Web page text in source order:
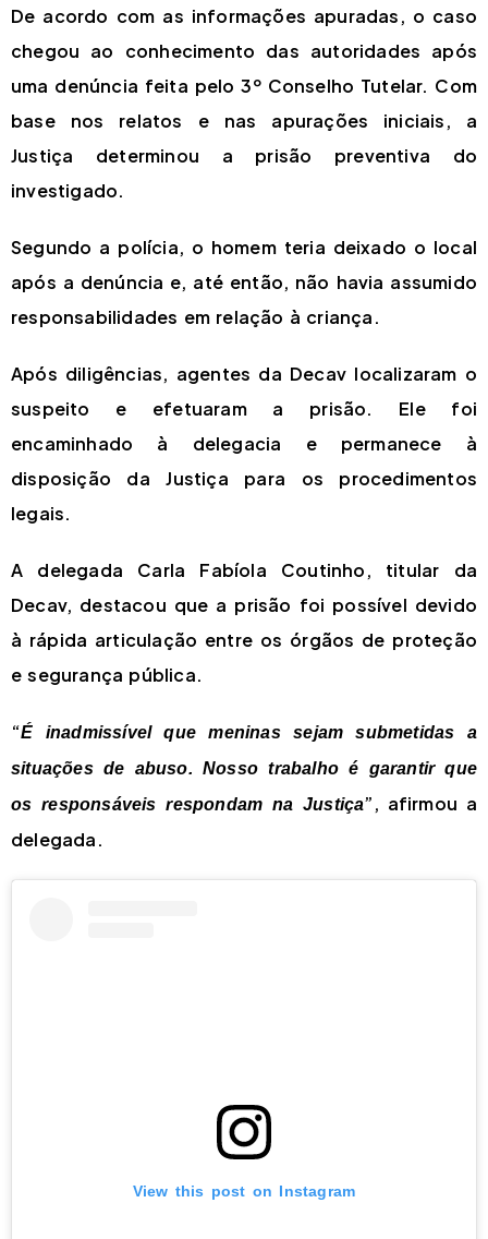
De acordo com as informações apuradas, o caso
chegou ao conhecimento das autoridades após
uma denúncia feita pelo 3º Conselho Tutelar. Com
base nos relatos e nas apurações iniciais, a
Justiça determinou a prisão preventiva do
investigado.
Segundo a polícia, o homem teria deixado o local
após a denúncia e, até então, não havia assumido
responsabilidades em relação à criança.
Após diligências, agentes da Decav localizaram o
suspeito e efetuaram a prisão. Ele foi
encaminhado à delegacia e permanece à
disposição da Justiça para os procedimentos
legais.
A delegada Carla Fabíola Coutinho, titular da
Decav, destacou que a prisão foi possível devido
à rápida articulação entre os órgãos de proteção
e segurança pública.
“É inadmissível que meninas sejam submetidas a
situações de abuso. Nosso trabalho é garantir que
os responsáveis respondam na Justiça”, afirmou a
delegada.
View this post on Instagram